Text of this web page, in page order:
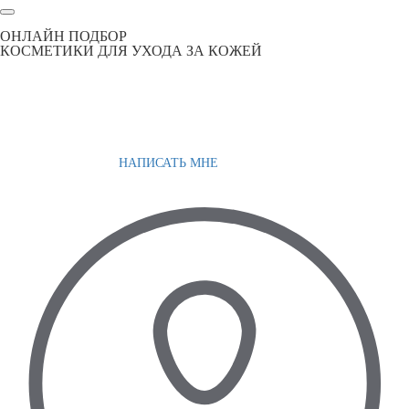
ОНЛАЙН ПОДБОР
КОСМЕТИКИ ДЛЯ УХОДА ЗА КОЖЕЙ
НАПИСАТЬ МНЕ